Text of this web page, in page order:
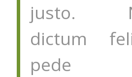
justo.
dictum
pede